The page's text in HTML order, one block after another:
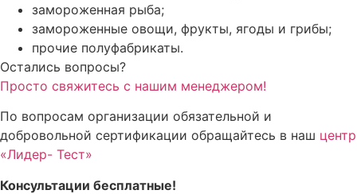
замороженная рыба;
замороженные овощи, фрукты, ягоды и грибы;
прочие полуфабрикаты.
Остались вопросы?
Просто свяжитесь с нашим менеджером!
По вопросам организации обязательной и
добровольной сертификации обращайтесь в наш центр
«Лидер- Тест»
Консультации бесплатные!